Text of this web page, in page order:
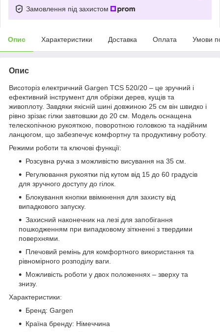
Замовлення під захистом
Опис Характеристики Доставка Оплата Умови
Опис
Висоторіз електричний Gargen TCS 520/20 – це зручний і
ефективний інструмент для обрізки дерев, кущів та
живоплоту. Завдяки якісній шині довжиною 25 см він швидко і
рівно зрізає гілки завтовшки до 20 см. Модель оснащена
телескопічною рукояткою, поворотною головкою та надійним
ланцюгом, що забезпечує комфортну та продуктивну роботу.
Режими роботи та ключові функції:
Розсувна ручка з можливістю висування на 35 см.
Регулювання рукоятки під кутом від 15 до 60 градусів
для зручного доступу до гілок.
Блокування кнопки ввімкнення для захисту від
випадкового запуску.
Захисний наконечник на лезі для запобігання
пошкодженням при випадковому зіткненні з твердими
поверхнями.
Плечовий ремінь для комфортного використання та
рівномірного розподілу ваги.
Можливість роботи у двох положеннях – зверху та
знизу.
Характеристики:
Бренд: Gargen
Країна бренду: Німеччина